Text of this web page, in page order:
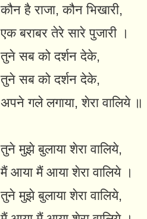
कौन है राजा, कौन भिखारी,
एक बराबर तेरे सारे पुजारी ।
तुने सब को दर्शन देके,
तुने सब को दर्शन देके,
अपने गले लगाया, शेरा वालिये ॥
तुने मुझे बुलाया शेरा वालिये,
मैं आया मैं आया शेरा वालिये ।
तुने मुझे बुलाया शेरा वालिये,